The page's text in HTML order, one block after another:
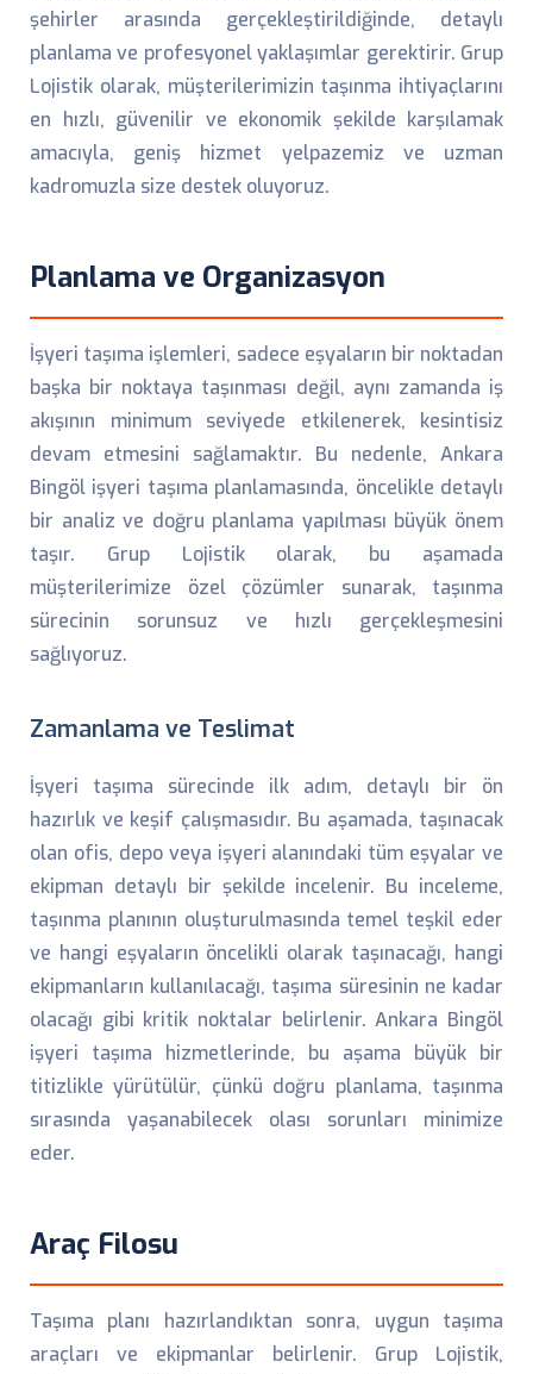
şehirler arasında gerçekleştirildiğinde, detaylı
planlama ve profesyonel yaklaşımlar gerektirir. Grup
Lojistik olarak, müşterilerimizin taşınma ihtiyaçlarını
en hızlı, güvenilir ve ekonomik şekilde karşılamak
amacıyla, geniş hizmet yelpazemiz ve uzman
kadromuzla size destek oluyoruz.
Planlama ve Organizasyon
İşyeri taşıma işlemleri, sadece eşyaların bir noktadan
başka bir noktaya taşınması değil, aynı zamanda iş
akışının minimum seviyede etkilenerek, kesintisiz
devam etmesini sağlamaktır. Bu nedenle, Ankara
Bingöl işyeri taşıma planlamasında, öncelikle detaylı
bir analiz ve doğru planlama yapılması büyük önem
taşır. Grup Lojistik olarak, bu aşamada
müşterilerimize özel çözümler sunarak, taşınma
sürecinin sorunsuz ve hızlı gerçekleşmesini
sağlıyoruz.
Zamanlama ve Teslimat
İşyeri taşıma sürecinde ilk adım, detaylı bir ön
hazırlık ve keşif çalışmasıdır. Bu aşamada, taşınacak
olan ofis, depo veya işyeri alanındaki tüm eşyalar ve
ekipman detaylı bir şekilde incelenir. Bu inceleme,
taşınma planının oluşturulmasında temel teşkil eder
ve hangi eşyaların öncelikli olarak taşınacağı, hangi
ekipmanların kullanılacağı, taşıma süresinin ne kadar
olacağı gibi kritik noktalar belirlenir. Ankara Bingöl
işyeri taşıma hizmetlerinde, bu aşama büyük bir
titizlikle yürütülür, çünkü doğru planlama, taşınma
sırasında yaşanabilecek olası sorunları minimize
eder.
Araç Filosu
Taşıma planı hazırlandıktan sonra, uygun taşıma
araçları ve ekipmanlar belirlenir. Grup Lojistik,